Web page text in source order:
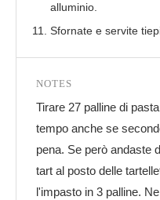
alluminio.
Sfornate e servite
NOTES
Tirare 27 palline di
tempo anche se
pena. Se però andaste
tart al posto delle
l'impasto in 3 palline.